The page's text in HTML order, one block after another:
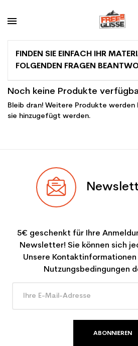
FINDEN SIE EINFACH IHR
FOLGENDEN FRAGEN
Noch keine Produkte
Bleib dran! Weitere Produkte
sie hinzugefügt werden.
5€ geschenkt für Ihre
Newsletter! Sie können sich
Unsere Kontaktinformationen
Nutzungsbedingungen
ABONNIEREN